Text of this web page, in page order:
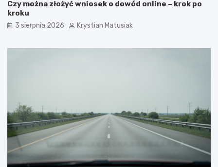
Czy można złożyć wniosek o dowód online – krok po
kroku
3 sierpnia 2026 Krystian Matusiak